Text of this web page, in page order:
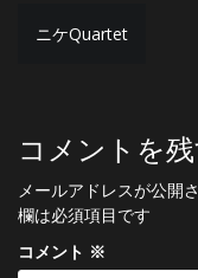
投
ビ
ゲ
ー
シ
ニケQuartet
コメントを
メールアドレスが公開
欄は必須項目です
コメント ※